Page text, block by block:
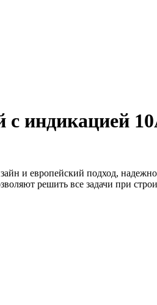
индикацией
и европейский подход,
решить все задачи при